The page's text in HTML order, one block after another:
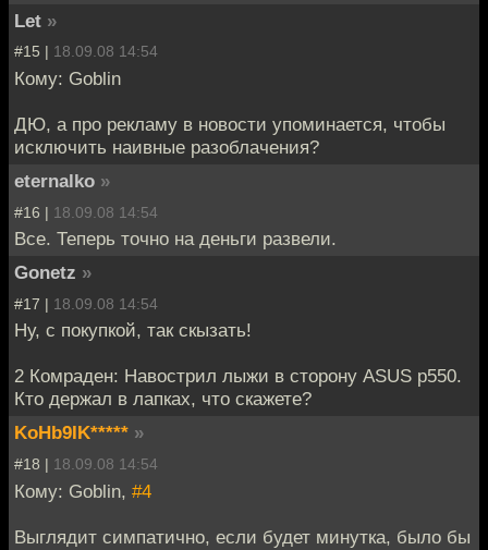
Let »
#15 | 18.09.08 14:54
Кому: Goblin
ДЮ, а про рекламу в новости упоминается, чтобы
исключить наивные разоблачения?
eternalko »
#16 | 18.09.08 14:54
Все. Теперь точно на деньги развели.
Gonetz »
#17 | 18.09.08 14:54
Ну, с покупкой, так скызать!
2 Комраден: Навострил лыжи в сторону ASUS p550.
Кто держал в лапках, что скажете?
KoHb9IK***** »
#18 | 18.09.08 14:54
Кому: Goblin, #4
Выглядит симпатично, если будет минутка, было бы